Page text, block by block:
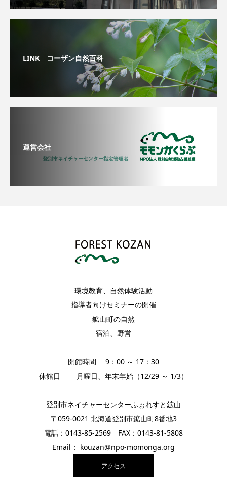
LINK コーザン自然百科
運営会社
環境教育、自然体験活動
指導者向けセミナーの開催
鉱山町の自然
宿泊、野営
開館時間 9：00 ～ 17：30
休館日 月曜日、年末年始（12/29 ～ 1/3）
登別市ネイチャーセンターふぉれすと鉱山
〒059-0021 北海道登別市鉱山町8番地3
電話：0143-85-2569 FAX：0143-81-5808
Email： kouzan@npo-momonga.org
アクセス